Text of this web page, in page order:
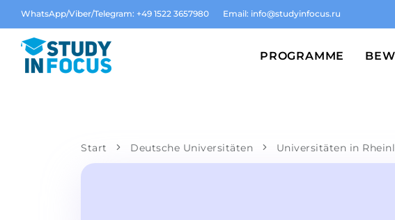
WhatsApp/Viber/Telegram: +49 1522 3657980 Email: info@studyinfocus.ru
PROGRAMME
Start Deutsche Universitäten Universitäten in